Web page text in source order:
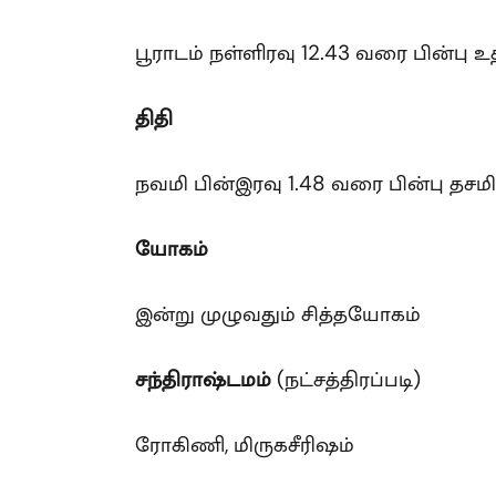
பூராடம் நள்ளிரவு 12.43 வரை பின்பு
திதி
நவமி பின்இரவு 1.48 வரை பின்பு தசமி
யோகம்
இன்று முழுவதும் சித்தயோகம்
சந்திராஷ்டமம் (நட்சத்திரப்படி)
ரோகிணி, மிருகசீரிஷம்